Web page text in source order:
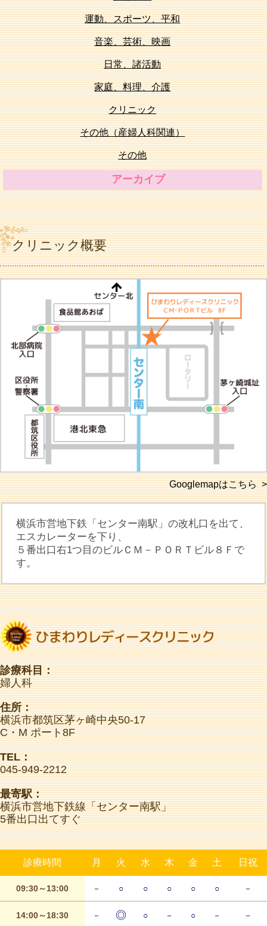
運動、スポーツ、平和
音楽、芸術、映画
日常、諸活動
家庭、料理、介護
クリニック
その他（産婦人科関連）
その他
アーカイブ
クリニック概要
Googlemapはこちら >
横浜市営地下鉄「センター南駅」の改札口を出て、
エスカレーターを下り、
５番出口右1つ目のビルＣＭ－ＰＯＲＴビル８Ｆで
す。
診療科目：
婦人科
住所：
横浜市都筑区茅ヶ崎中央50-17
C・M ポート8F
TEL：
045-949-2212
最寄駅：
横浜市営地下鉄線「センター南駅」
5番出口出てすぐ
診療時間 月 火 水 木 金 土 日祝
09:30～13:00 － ○ ○ ○ ○ ○ －
14:00～18:30 － ◎ ○ － ○ － －